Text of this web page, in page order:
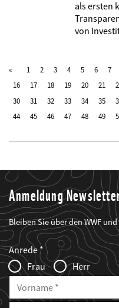
als ersten
von
1 2 3 4 5 6 7
16
17 18 19 20 21
30
31 32 33 34 35
44
45 46 47 48 49
Anmeldung
Bleiben Sie über den WWF
Web2Case
Infofelder
Fieldset
anrede_name
Anrede
Frau
Herr
Vorname